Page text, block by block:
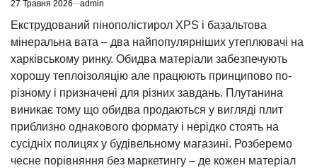
27 Травня 2026 admin
Екструдований пінополістирол XPS і базальтова
мінеральна вата – два найпопулярніших утеплювачі на
харківському ринку. Обидва матеріали забезпечують
хорошу теплоізоляцію але працюють принципово по-
різному і призначені для різних завдань. Плутанина
виникає тому що обидва продаються у вигляді плит
приблизно однакового формату і нерідко стоять на
сусідніх полицях у будівельному магазині. Розберемо
чесне порівняння без маркетингу – де кожен матеріал